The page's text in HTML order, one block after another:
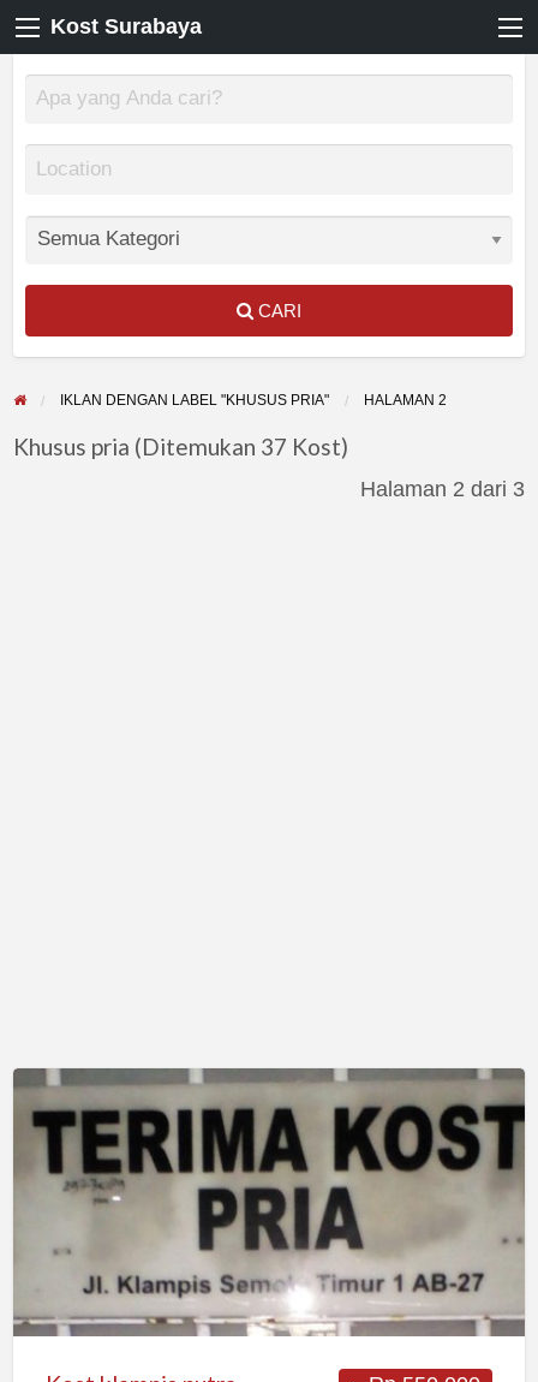
Kost Surabaya
CARI
IKLAN DENGAN LABEL "KHUSUS PRIA" HALAMAN 2
Khusus pria (Ditemukan 37 Kost)
Halaman 2 dari 3
Kost
klampis
putra